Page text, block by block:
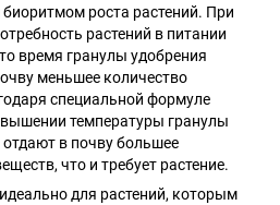
роста растений. При
растений в питании
время гранулы удобрения
меньшее количество
специальной формуле
температуры гранулы
в почву большее
что и требует растение.
для растений, которым